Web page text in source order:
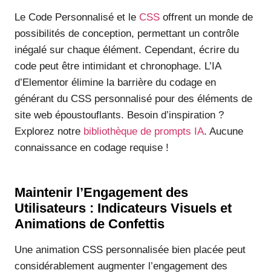
Le Code Personnalisé et le CSS offrent un monde de
possibilités de conception, permettant un contrôle
inégalé sur chaque élément. Cependant, écrire du
code peut être intimidant et chronophage. L’IA
d’Elementor élimine la barrière du codage en
générant du CSS personnalisé pour des éléments de
site web époustouflants. Besoin d’inspiration ?
Explorez notre bibliothèque de prompts IA. Aucune
connaissance en codage requise !
Maintenir l’Engagement des
Utilisateurs : Indicateurs Visuels et
Animations de Confettis
Une animation CSS personnalisée bien placée peut
considérablement augmenter l’engagement des